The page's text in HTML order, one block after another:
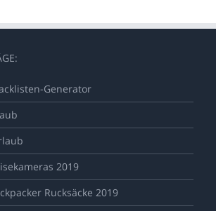
Generator
2019
Rucksäcke 2019